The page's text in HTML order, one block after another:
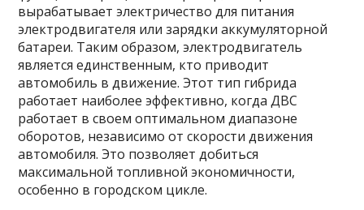
вырабатывает электричество для питания
электродвигателя или зарядки аккумуляторной
батареи. Таким образом, электродвигатель
является единственным, кто приводит
автомобиль в движение. Этот тип гибрида
работает наиболее эффективно, когда ДВС
работает в своем оптимальном диапазоне
оборотов, независимо от скорости движения
автомобиля. Это позволяет добиться
максимальной топливной экономичности,
особенно в городском цикле.